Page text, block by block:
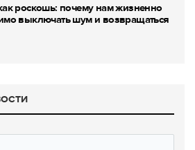
роскошь: почему нам жизненно
выключать шум и возвращаться